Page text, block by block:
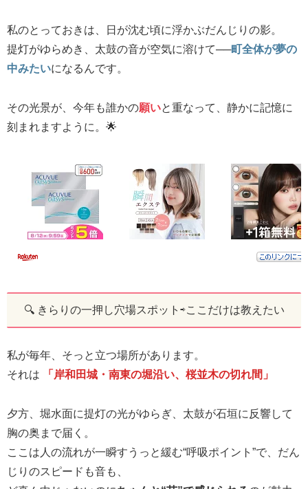
私のとっておきは、日が沈む頃に浮かぶだんじりの影。
提灯がゆらめき、太鼓の音が空気に溶けて──町全体が夢の
中みたいになるんです。
その光景が、今年も誰かの願いと重なって、静かに記憶に
刻まれますように。🌟
🔍 きらりの一押し穴場スポット⇨ここだけは教えたい
私が毎年、そっと立つ場所があります。
それは
「岸和田城・南東の堀沿い、桜並木の切れ間」
夕方、堀水面に提灯の光がゆらぎ、太鼓が石垣に反響して
胸の奥まで届く。
ここは人の流れが一瞬すうっと緩む“呼吸ポイント”で、だん
じりのスピードも音も、